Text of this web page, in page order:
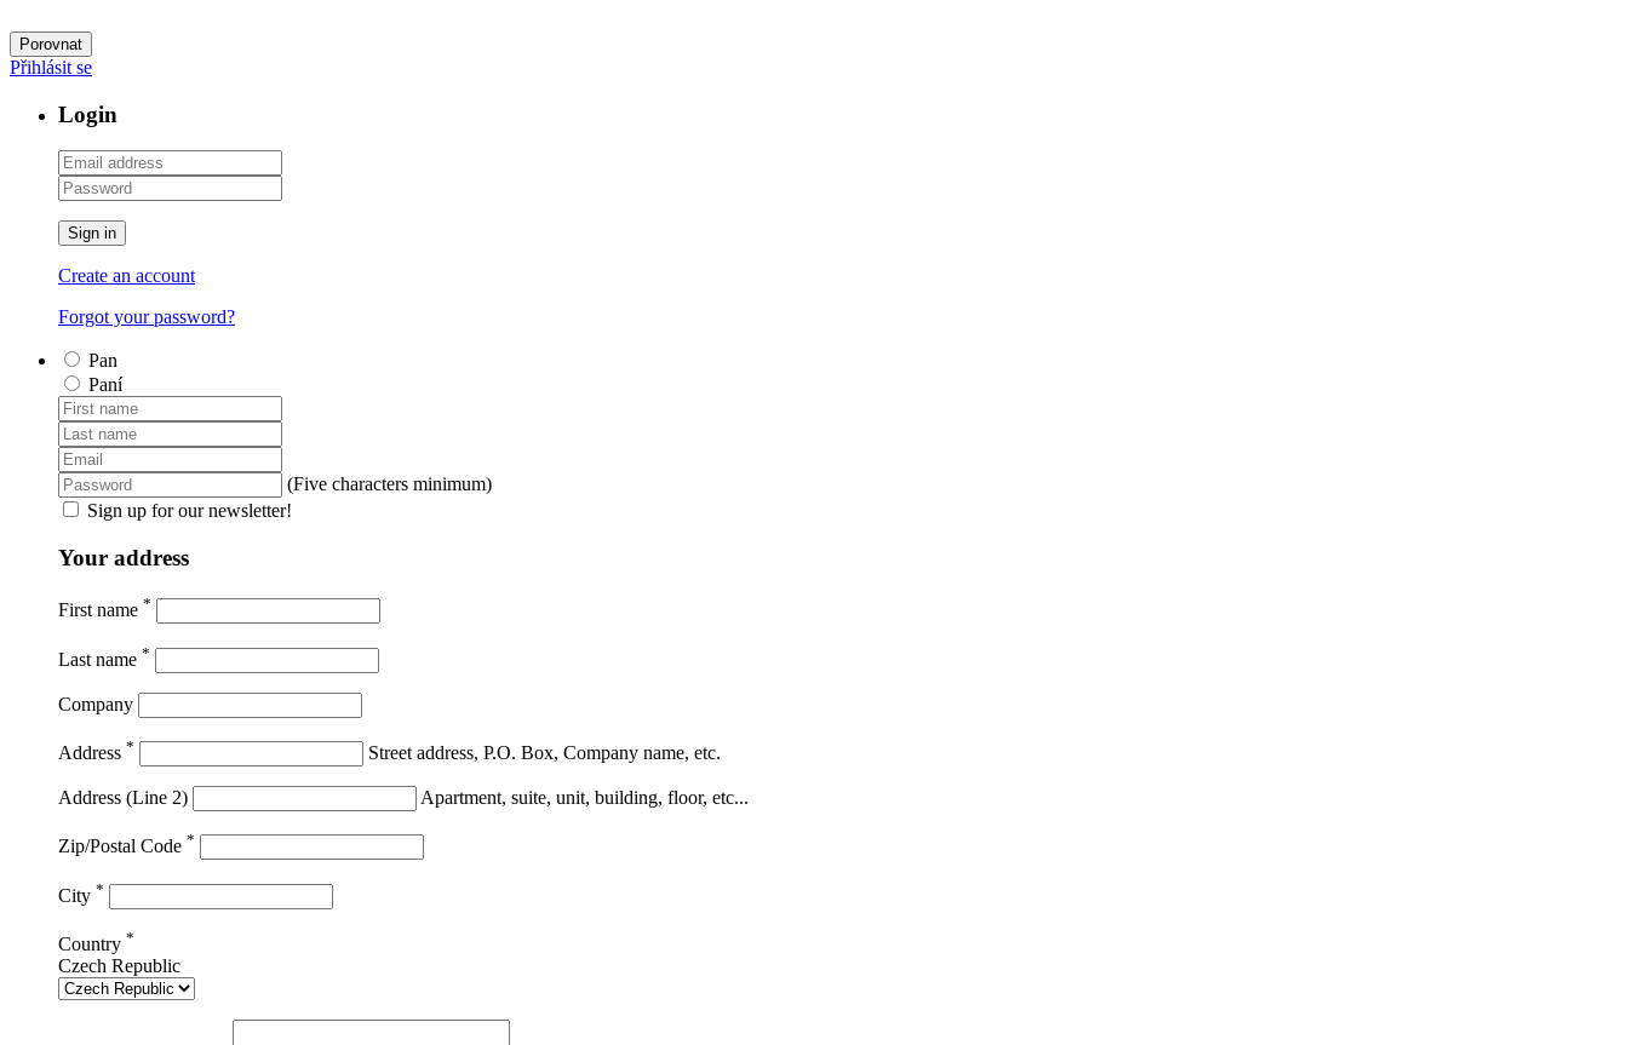
Porovnat
Přihlásit se
Login
Sign in
Create an account
Forgot your password?
Pan
Paní
(Five characters minimum)
Sign up for our newsletter!
Your address
First name *
Last name *
Company
Address * Street address, P.O. Box, Company name, etc.
Address (Line 2) Apartment, suite, unit, building, floor, etc...
Zip/Postal Code *
City *
Country *
Czech Republic